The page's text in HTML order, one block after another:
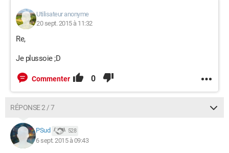
Utilisateur anonyme
20 sept. 2015 à 11:32
Re,
Je plussoie ;D
Commenter 0
RÉPONSE 2 / 7
PSud 528
6 sept. 2015 à 09:43